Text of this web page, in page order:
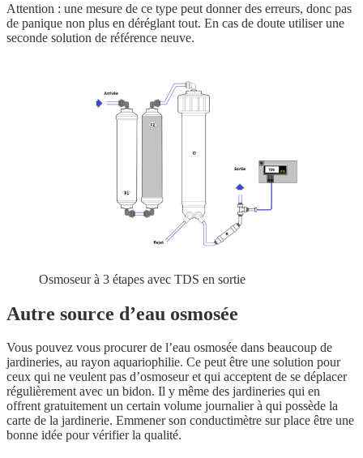
Attention : une mesure de ce type peut donner des erreurs, donc pas
de panique non plus en déréglant tout. En cas de doute utiliser une
seconde solution de référence neuve.
Osmoseur à 3 étapes avec TDS en sortie
Autre source d’eau osmosée
Vous pouvez vous procurer de l’eau osmosée dans beaucoup de
jardineries, au rayon aquariophilie. Ce peut être une solution pour
ceux qui ne veulent pas d’osmoseur et qui acceptent de se déplacer
régulièrement avec un bidon. Il y même des jardineries qui en
offrent gratuitement un certain volume journalier à qui possède la
carte de la jardinerie. Emmener son conductimètre sur place être une
bonne idée pour vérifier la qualité.